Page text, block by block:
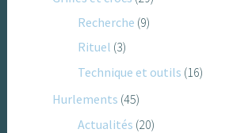
Recherche (9)
Rituel (3)
Technique et outils (16)
Hurlements (45)
Actualités (20)